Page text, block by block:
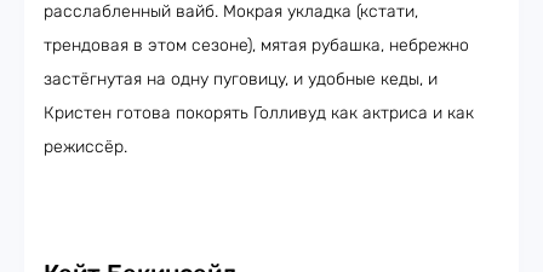
расслабленный вайб. Мокрая укладка (кстати,
трендовая в этом сезоне), мятая рубашка, небрежно
застёгнутая на одну пуговицу, и удобные кеды, и
Кристен готова покорять Голливуд как актриса и как
режиссёр.